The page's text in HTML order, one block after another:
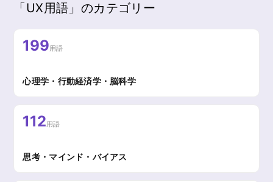
「UX用語」のカテゴリー
199用語
心理学・行動経済学・脳科学
112用語
思考・マインド・バイアス